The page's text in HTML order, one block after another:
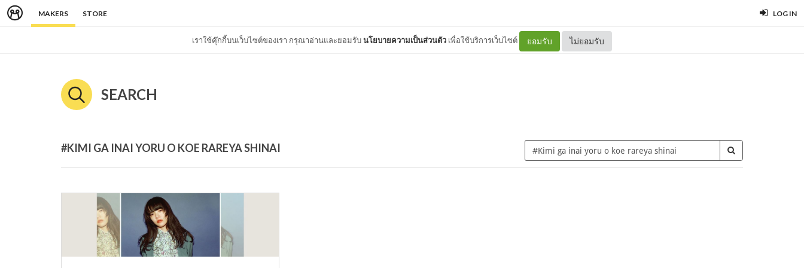
MAKERS STORE LOG IN
เราใช้คุ๊กกี้บนเว็บไซต์ของเรา กรุณาอ่านและยอมรับนโยบายความเป็นส่วนตัว เพื่อใช้บริการเว็บไซต์ ยอมรับ ไม่ยอมรับ
SEARCH
#KIMI GA INAI YORU O KOE RAREYA SHINAI